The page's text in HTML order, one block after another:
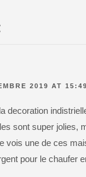
2019 AT 15:49
decoration
sont super jolies,
vois une de ces
pour le chaufer